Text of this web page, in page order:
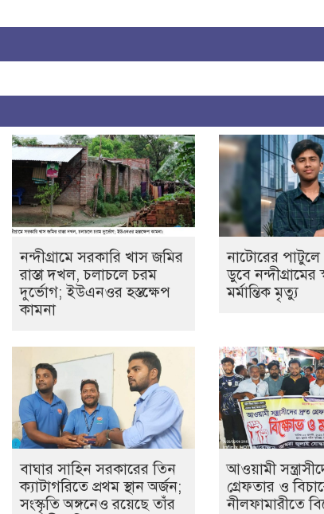
নন্দীগ্রামে সরকারি খাস জমির
রাস্তা দখল, চলাচলে চরম
দুর্ভোগ; ইউএনওর হস্তক্ষেপ
কামনা
নাটোরের পাটুলে
ডুবে নন্দীগ্রামের
মর্মান্তিক মৃত্যু
বাঘার সাহিন সরকারের তিন
ক্যাটাগরিতে প্রথম স্থান অর্জন;
সংস্কৃতি অঙ্গনেও রয়েছে তাঁর
আওয়ামী
গ্রেফতার ও
নীলফামারীতে